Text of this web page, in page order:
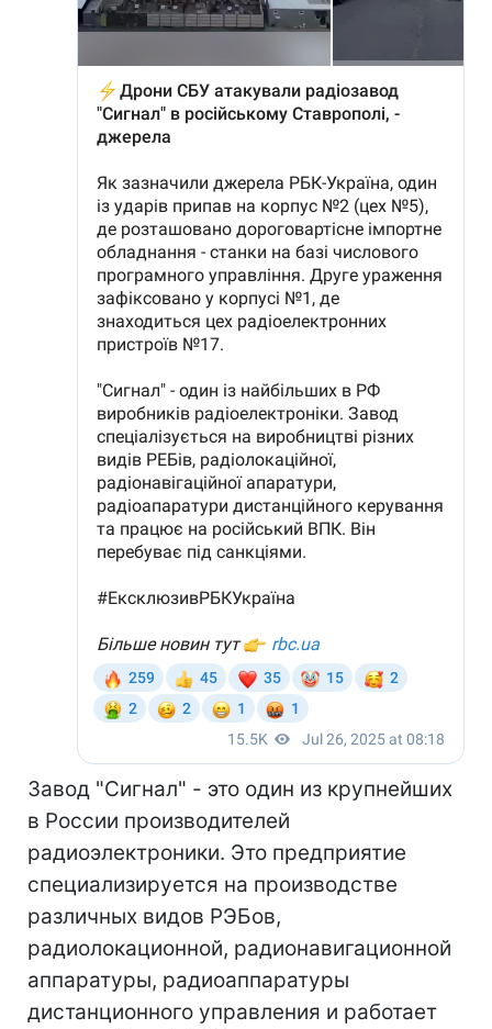
Завод "Сигнал" - это один из крупнейших
в России производителей
радиоэлектроники. Это предприятие
специализируется на производстве
различных видов РЭБов,
радиолокационной, радионавигационной
аппаратуры, радиоаппаратуры
дистанционного управления и работает